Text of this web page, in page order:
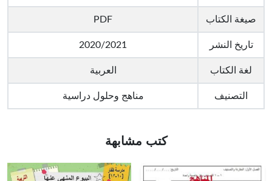
صيغة الكتاب PDF
تاريخ النشر 2020/2021
لغة الكتاب العربية
التصنيف مناهج وحلول دراسية
كتب مشابهة